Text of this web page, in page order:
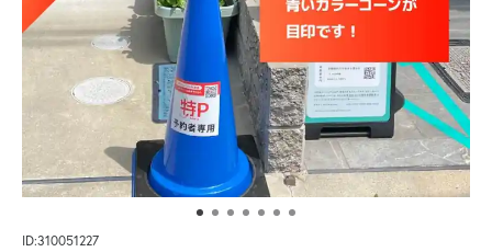
ID:310051227